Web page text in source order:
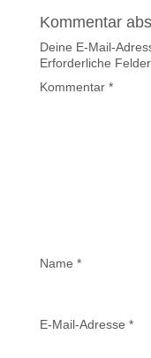
Kommentar
Deine E-Mail-
Erforderliche
Kommentar *
Name *
E-Mail-Adresse *